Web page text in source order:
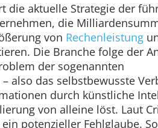
die aktuelle Strategie der
die
von Rechenleistung
Die Branche folge der
der sogenannten
also das selbstbewusste
durch künstliche
von alleine löst. Laut
potenzieller Fehlglaube.